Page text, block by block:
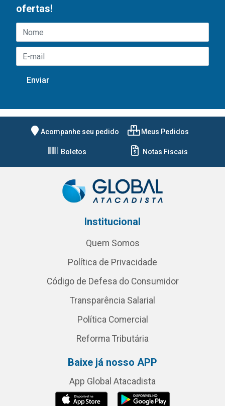
ofertas!
Acompanhe seu pedido Meus Pedidos
Boletos Notas Fiscais
Institucional
Quem Somos
Política de Privacidade
Código de Defesa do Consumidor
Transparência Salarial
Política Comercial
Reforma Tributária
Baixe já nosso APP
App Global Atacadista